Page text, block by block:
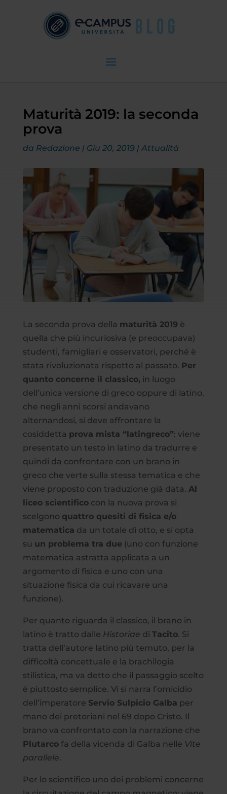
Maturità 2019: la seconda
prova
da Redazione | Giu 20, 2019|Attualità
La seconda prova della maturità 2019 è
quella che più incuriosiva (e preoccupava)
studenti, famigliari e osservatori, perché è
stata rivoluzionata rispetto al passato. Per
quanto concerne il classico, in luogo
dell’unica versione di greco oppure di latino,
che negli anni scorsi andavano
alternandosi, si deve affrontare la
cosiddetta prova mista “latingreco”: viene
presentato un testo in latino da tradurre e
quindi da confrontare con un brano in
greco che verte sulla stessa tematica e che
viene proposto con traduzione già data. Al
liceo scientificocon la nuova prova si
scelgono quattro quesiti di fisica e/o
matematica da un totale di otto, e si opta
su un problema tra due (uno con funzione
matematica astratta applicata a un
argomento di fisica e uno con una
situazione fisica da cui ricavare una
funzione).
Per quanto riguarda il classico, il brano in
latino è tratto dalle Historiae di Tacito. Si
tratta dell’autore latino più temuto, per la
difficoltà concettuale e la brachilogia
stilistica, ma va detto che il passaggio scelto
è piuttosto semplice. Vi si narra l’omicidio
dell’imperatore Servio Sulpicio Galba per
mano dei pretoriani nel 69 dopo Cristo. Il
brano va confrontato con la narrazione che
Plutarcofa della vicenda di Galba nelle Vite
parallele.
Per lo scientifico uno dei problemi concerne